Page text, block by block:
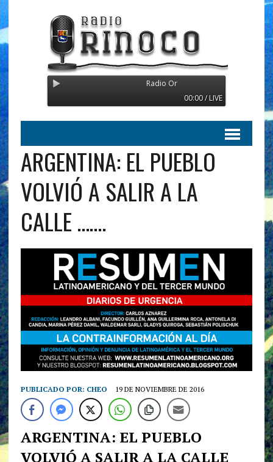
Radio Orinoco - Transmitiendo desde
00:00 / LIVE
ARGENTINA: EL PUEBLO
VOLVIÓ A SALIR A LA
CALLE …….
PUBLICADO POR: CHEO 19 DE NOVIEMBRE DE 2016
ARGENTINA: EL PUEBLO
VOLVIÓ A SALIR A LA CALLE